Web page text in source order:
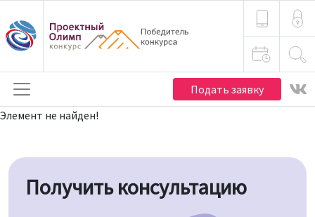
Подать заявку
Элемент не найден!
Получить консультацию